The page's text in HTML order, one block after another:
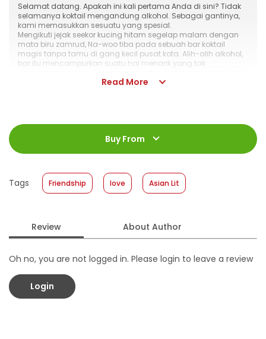
Selamat datang. Apakah ini kali pertama Anda di sini? Tidak
selamanya koktail mengandung alkohol. Sebagai gantinya,
kami memasukkan sesuatu yang spesial.
Mengikuti jejak seekor kucing hitam segelap malam dengan
mata biru zamrud, Na-woo tiba pada sebuah bar koktail
magis tanpa tamu di gang kecil pusat kota. Alih-alih alkohol,
bar itu mencampurkan suatu hal menarik yang tak
Read More
ISBN :
978-623-03-1775-0
264 halaman
Size
:
13 x 19
Format
: Softcover
Buy From
Tags Friendship love Asian Lit
Review About Author
Oh no, you are not logged in. Please login to leave a review
Login